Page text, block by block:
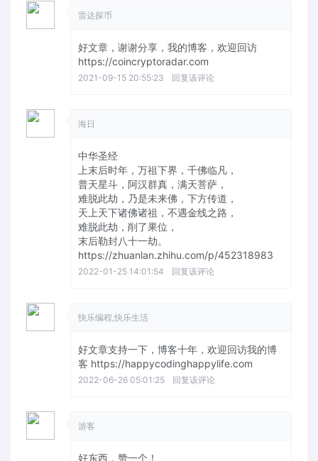
雷达探币
好文章，谢谢分享，我的博客，欢迎回访
https://coincryptoradar.com
2021-09-15 20:55:23 回复该评论
海日
中华圣经
上末后时年，万祖下界，千佛临凡，
普天星斗，阿汉群真，满天菩萨，
难脱此劫，乃是未来佛，下方传道，
天上天下诸佛诸祖，不遇金线之路，
难脱此劫，削了果位，
末后勒封八十一劫。
https://zhuanlan.zhihu.com/p/452318983
2022-01-25 14:01:54 回复该评论
快乐编程,快乐生活
好文章支持一下，博客十年，欢迎回访我的博
客 https://happycodinghappylife.com
2022-06-26 05:01:25 回复该评论
游客
好东西，赞一个！